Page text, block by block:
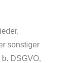
sonstiger
DSGVO,